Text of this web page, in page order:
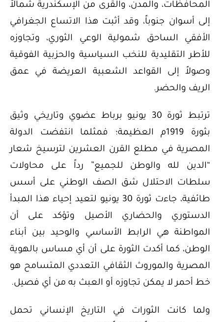
المحافظات، والمدن، والقرى من الإسكندرية شمالاً
إلى أسوان جنوباً، وقد أثبت هذا الاتساع الجغرافي
الأفقي الساحق شمولية الوعي الثوري، وتجاوزه
للأطر التقليدية للنخب السياسية والحزبية الفوقية
وصولاً إلى القواعد الشعبية العريضة في عمق
الريف والحضر.
ترتبط ثورة 30 يونيو برباط عضوي وتاريخي وثيق
بثورة 1919م العظيمة؛ فمثلما انتفضت الدولة
المصرية في مطلع القرن العشرين لترسيخ شعار
“الدين لله والوطن للجميع” رداً على محاولات
سلطات الاحتلال شق الصف الوطني على أسس
طائفية، جاءت ثورة 30 يونيو لتعيد إحياء هذا المبدأ
الدستوري والحضاري الأصيل وتؤكد على أن
المواطنة هي الرابط الأساسي والوحيد بين أبناء
الوطن، كما أكدت الثورة على أن أي مساس بالهوية
المصرية والموروث الثقافي التعددي المتسامح هو
خط أحمر لا يمكن تجاوزه أو العبث به من أي فصيل.
ولما كانت الثورات في التاريخ الإنساني تحمل